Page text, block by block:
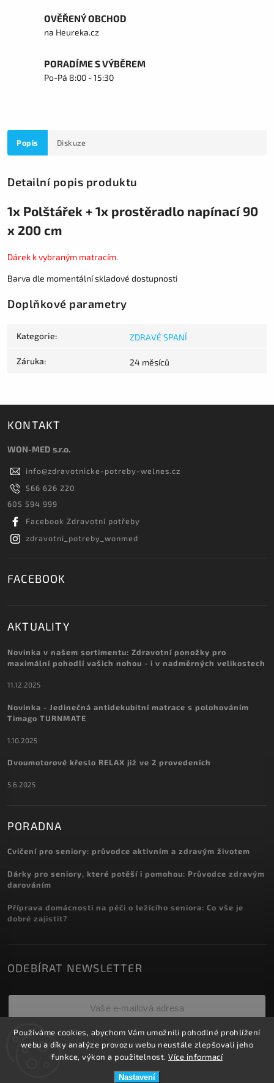
Používáme cookies, abychom Vám umožnili pohodlné prohlížení
webu a díky analýze provozu webu neustále zlepšovali jeho
funkce, výkon a použitelnost. Více informací
Nastavení
OVĚŘENÝ OBCHOD
na Heureka.cz
PORADÍME S VÝBĚREM
Po-Pá 8:00 - 15:30
Popis Diskuze
Detailní popis produktu
1x Polštářek + 1x prostěradlo napínací 90
x 200 cm
Dárek k vybraným matracím.
Barva dle momentální skladové dostupnosti
Doplňkové parametry
Kategorie: ZDRAVÉ SPANÍ
Záruka: 24 měsíců
KONTAKT
WON-MED s.r.o.
info@zdravotnicke-potreby-welnes.cz
566 626 220
605 594 999
Facebook Zdravotní potřeby
zdravotni_potreby_wonmed
FACEBOOK
AKTUALITY
Novinka v našem sortimentu: Zdravotní ponožky pro
maximální pohodlí vašich nohou - i v nadměrných velikostech
11.12.2025
Novinka - Jedinečná antidekubitní matrace s polohováním
Timago TURNMATE
1.10.2025
Dvoumotorové křeslo RELAX již ve 2 provedeních
5.6.2025
PORADNA
Cvičení pro seniory: průvodce aktivním a zdravým životem
Dárky pro seniory, které potěší i pomohou: Průvodce zdravým
darováním
Příprava domácnosti na péči o ležícího seniora: Co vše je
dobré zajistit?
ODEBÍRAT NEWSLETTER
Přihlásit se